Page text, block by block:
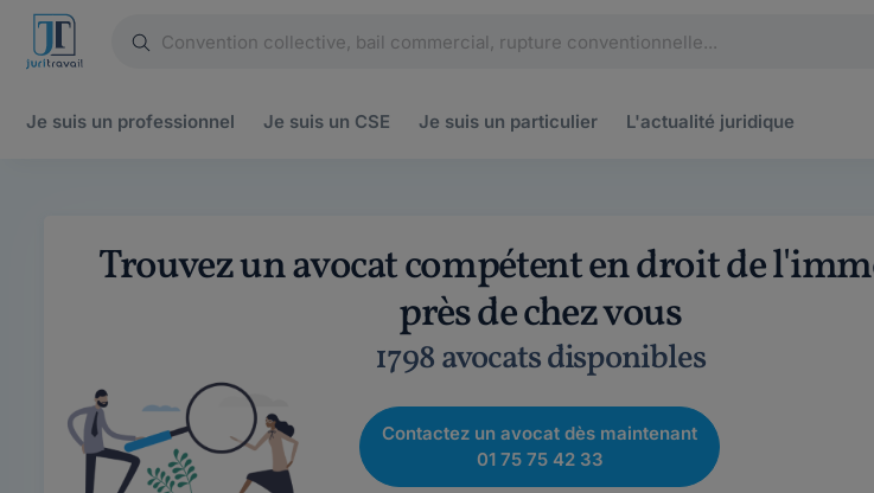
Je suis un professionnel Je suis un CSE Je suis un particulier L'actualité juridique
Trouvez un avocat compétent en droit de
près de chez vous
1798 avocats disponibles
Contactez un avocat dès maintenant
01 75 75 42 33